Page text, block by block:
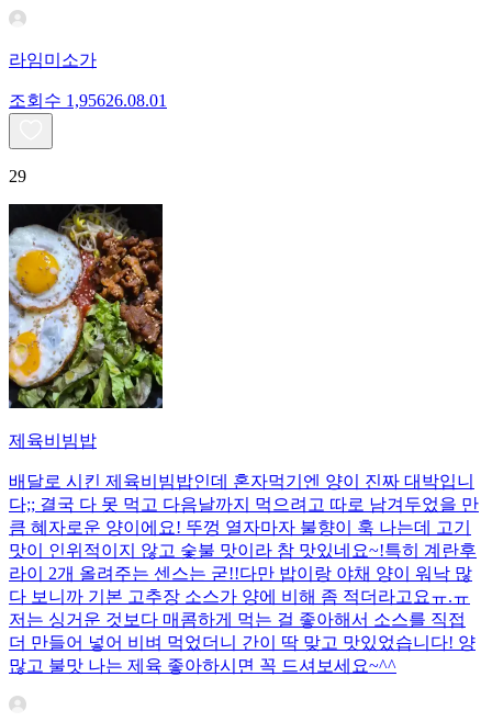
라임미소가
조회수 1,95626.08.01
29
제육비빔밥
배달로 시킨 제육비빔밥인데 혼자먹기엔 양이 진짜 대박입니
다;; 결국 다 못 먹고 다음날까지 먹으려고 따로 남겨두었을 만
큼 혜자로운 양이에요! 뚜껑 열자마자 불향이 훅 나는데 고기
맛이 인위적이지 않고 숯불 맛이라 참 맛있네요~!특히 계란후
라이 2개 올려주는 센스는 굳!! ​다만 밥이랑 야채 양이 워낙 많
다 보니까 기본 고추장 소스가 양에 비해 좀 적더라고요ㅠ.ㅠ
저는 싱거운 것보다 매콤하게 먹는 걸 좋아해서 소스를 직접
더 만들어 넣어 비벼 먹었더니 간이 딱 맞고 맛있었습니다! 양
많고 불맛 나는 제육 좋아하시면 꼭 드셔보세요~^^